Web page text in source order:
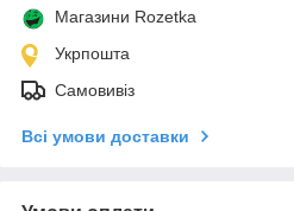
Магазини Rozetka
Укрпошта
Самовивіз
Всі умови доставки